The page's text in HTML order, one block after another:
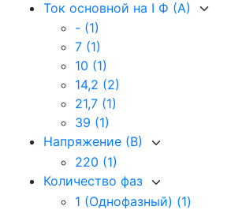
Ток основной на I Ф (А)
- (1)
7 (1)
10 (1)
14,2 (2)
21,7 (1)
39 (1)
Напряжение (В)
220 (1)
Количество фаз
1 (Однофазный) (1)